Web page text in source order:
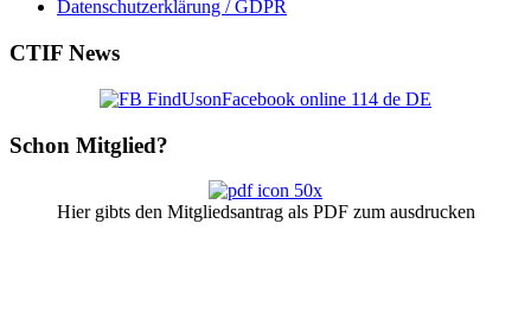
Datenschutzerklärung / GDPR
CTIF News
Schon Mitglied?
Hier gibts den Mitgliedsantrag als PDF zum ausdrucken